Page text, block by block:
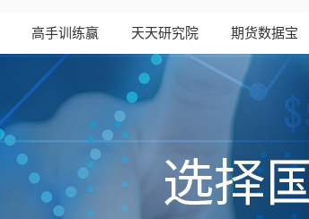
高手训练赢 天天研究院 期货数据宝